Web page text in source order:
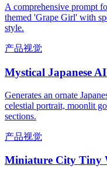
A comprehensive prompt
themed 'Grape Girl' with
style.
产品视觉
Mystical Japanese
Generates an ornate
celestial portrait, moonlit
sections.
产品视觉
Miniature City Tiny